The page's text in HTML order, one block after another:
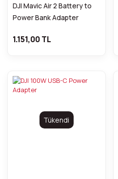
DJI Mavic Air 2 Battery to
Power Bank Adapter
1.151,00 TL
Tükendi